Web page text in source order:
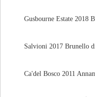
Gusbourne Estate 2018
Salvioni 2017 Brunello
Ca'del Bosco 2011